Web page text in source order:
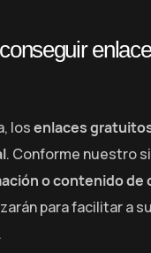
losenlaces
. Conforme nuestro
o contenido de
para facilitar a
.